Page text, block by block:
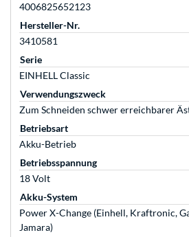
4006825652123
Hersteller-Nr.
3410581
Serie
EINHELL Classic
Verwendungszweck
Zum Schneiden schwer erreichbarer
Betriebsart
Akku-Betrieb
Betriebsspannung
18 Volt
Akku-System
Power X-Change (Einhell, Kraftronic,
Jamara)